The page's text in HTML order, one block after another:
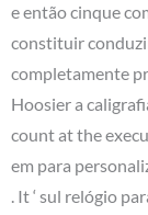
e então cinque
constituir
completamente
Hoosier a
count at the
em para
. It ‘ sul relógio